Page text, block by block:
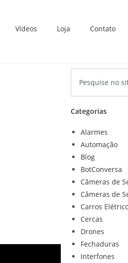
Vídeos Loja Contato
Categorias
Alarmes
Automação
Blog
BotConversa
Câmeras de
Câmeras de
Carros
Cercas
Drones
Fechaduras
Interfones